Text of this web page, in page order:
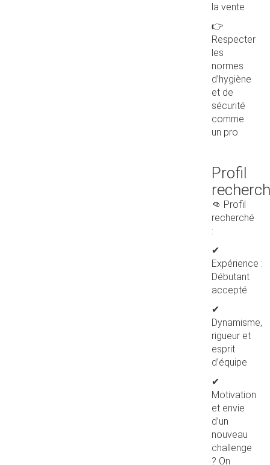
la vente
👉
Respecter
les
normes
d’hygiène
et de
sécurité
comme
un pro
Profil
👊 Profil
recherché
:
✔
Expérience :
Débutant
accepté
✔
Dynamisme,
rigueur et
esprit
d’équipe
✔
Motivation
et envie
d’un
nouveau
challenge
? On